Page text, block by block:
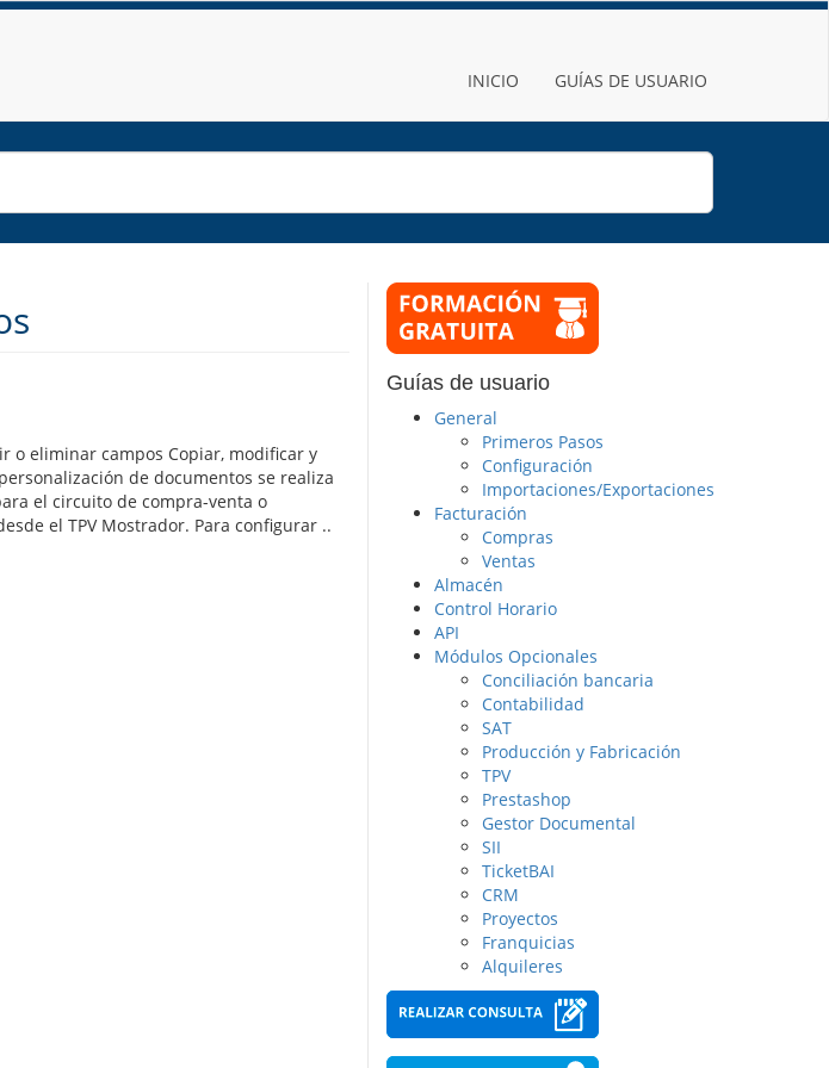
INICIO GUÍAS DE USUARIO
o eliminar campos Copiar, modificar y
de documentos se realiza
el circuito de compra-venta o
el TPV Mostrador. Para configurar ..
Guías de usuario
General
Primeros Pasos
Configuración
Importaciones/Exportaciones
Facturación
Compras
Ventas
Almacén
Control Horario
API
Módulos Opcionales
Conciliación bancaria
Contabilidad
SAT
Producción y Fabricación
TPV
Prestashop
Gestor Documental
SII
TicketBAI
CRM
Proyectos
Franquicias
Alquileres